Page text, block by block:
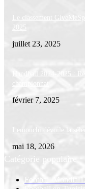
Le classement
juillet 23, 2025
Handball 2024-2025 :
championnat
février 7, 2025
Lemouchi dévoile la
mai 18, 2026
Catégorie populaire
Football Mondial